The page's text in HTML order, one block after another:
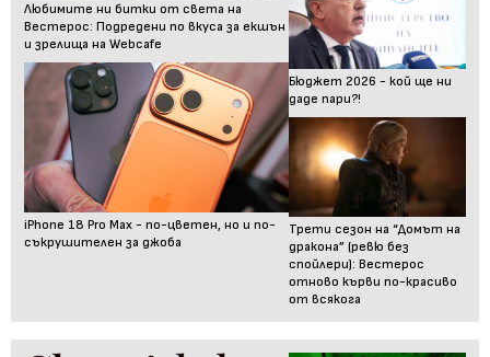
Любимите ни битки от света на
Вестерос: Подредени по вкуса за екшън
и зрелища на Webcafe
iPhone 18 Pro Max - по-цветен, но и по-
съкрушителен за джоба
Бюджет 2026 - кой ще ни
даде пари?!
Трети сезон на “Домът на
дракона” (ревю без
спойлери): Вестерос
отново кърви по-красиво
от всякога